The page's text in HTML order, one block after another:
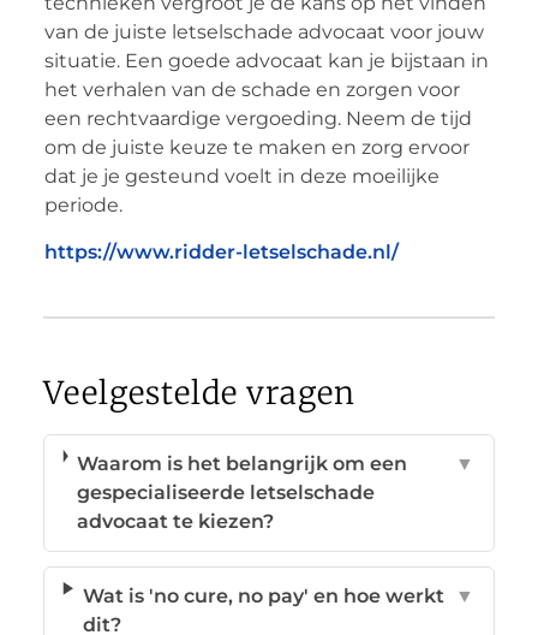
van de juiste letselschade advocaat voor jouw
situatie. Een goede advocaat kan je bijstaan in
het verhalen van de schade en zorgen voor
een rechtvaardige vergoeding. Neem de tijd
om de juiste keuze te maken en zorg ervoor
dat je je gesteund voelt in deze moeilijke
periode.
https://www.ridder-letselschade.nl/
Veelgestelde vragen
Waarom is het belangrijk om een
gespecialiseerde letselschade
advocaat te kiezen?
▼
Wat is 'no cure, no pay' en hoe werkt
dit?
▼